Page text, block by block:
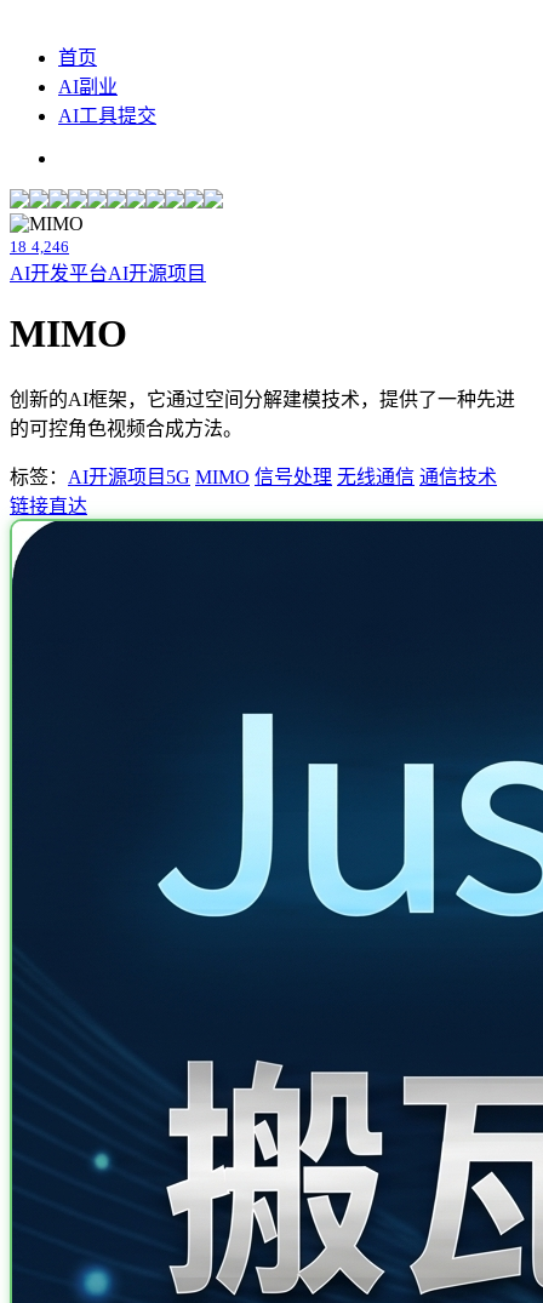
首页
AI副业
AI工具提交
18 4,246
AI开发平台AI开源项目
MIMO
创新的AI框架，它通过空间分解建模技术，提供了一种先进
的可控角色视频合成方法。
标签： AI开源项目 5G MIMO 信号处理 无线通信 通信技术
链接直达